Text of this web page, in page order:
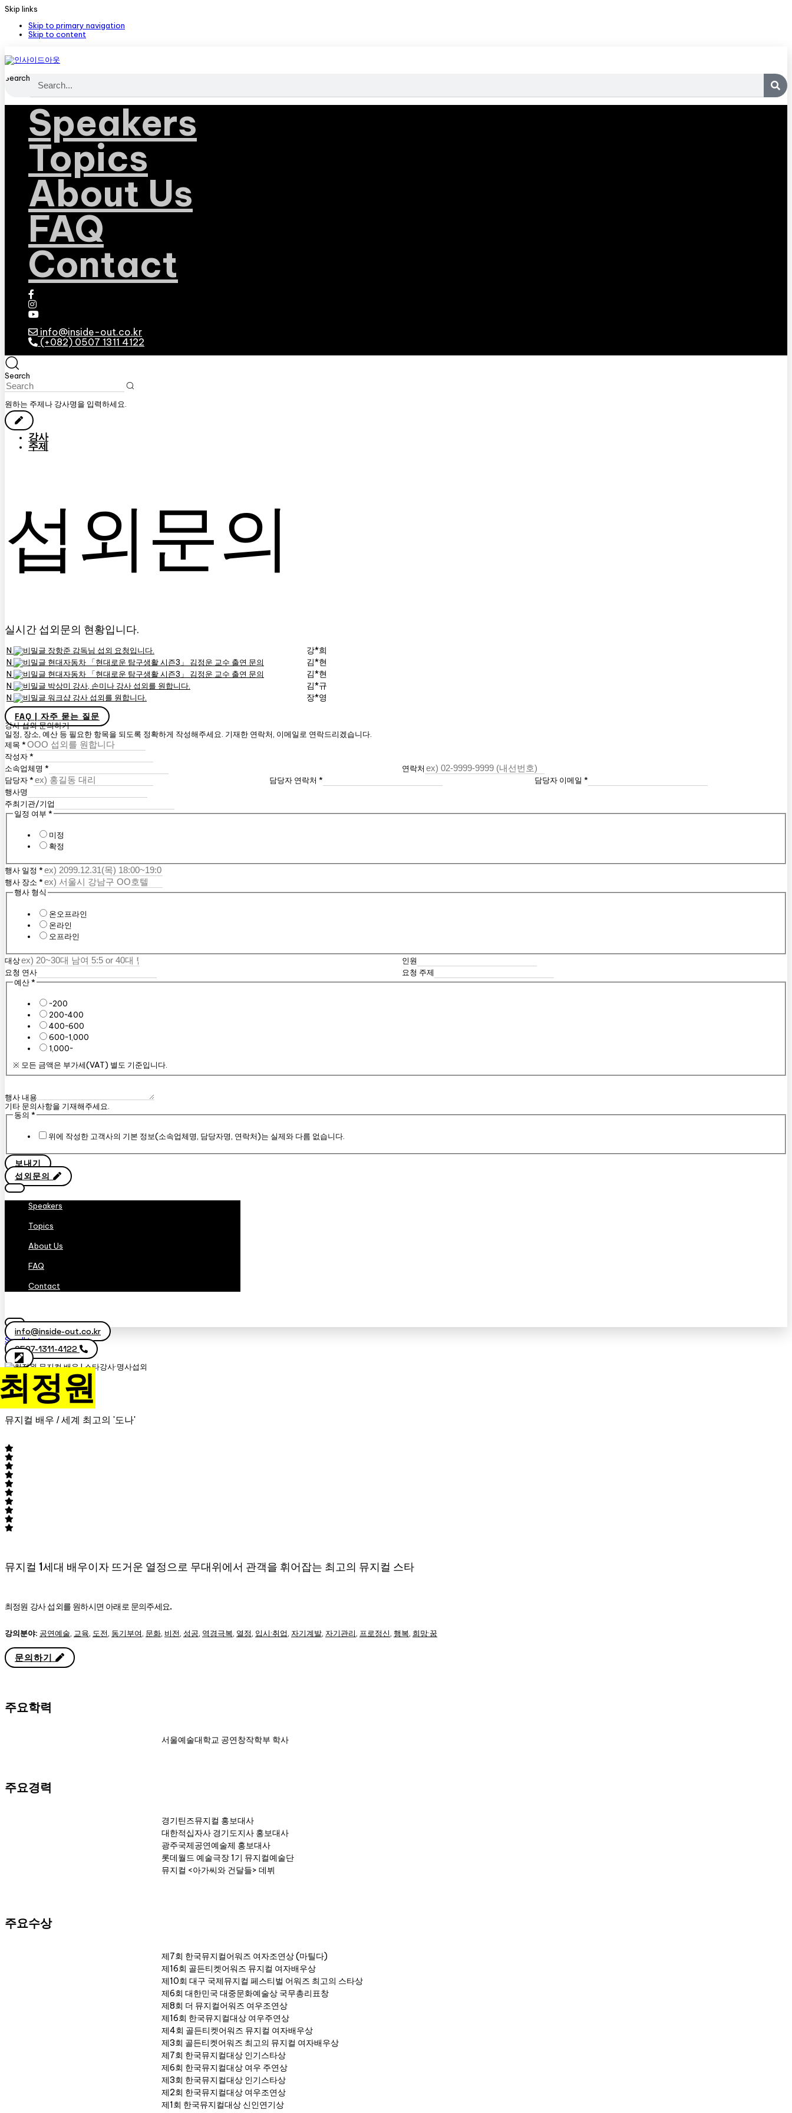
Skip links
Skip to primary navigation
Skip to content
Search
Speakers
Topics
About Us
FAQ
Contact
info@inside-out.co.kr
(+082) 0507 1311 4122
Search
원하는 주제나 강사명을 입력하세요.
강사
주제
섭외문의
실시간 섭외문의 현황입니다.
N 장항준 감독님 섭외 요청입니다. 강*희
N 현대자동차 「현대로운 탐구생활 시즌3」 김정운 교수 출연 문의 김*현
N 현대자동차 「현대로운 탐구생활 시즌3」 김정운 교수 출연 문의 김*현
N 박상미 강사, 손미나 강사 섭외를 원합니다. 김*규
N 워크샵 강사 섭외를 원합니다.
장*영
FAQ | 자주 묻는 질문
강사 섭외 문의하기
일정, 장소, 예산 등 필요한 항목을 되도록 정확하게 작성해주세요. 기재한 연락처, 이메일로 연락드리겠습니다.
제목 *
작성자*
소속업체명 *
연락처
담당자* 담당자 연락처* 담당자 이메일 *
행사명
주최기관/기업
일정 여부 *
미정
확정
행사 일정 *
행사 장소 *
행사 형식
온오프라인
온라인
오프라인
대상
인원
요청 연사
요청 주제
예산*
~200
200~400
400~600
600~1,000
1,000~
※ 모든 금액은 부가세(VAT) 별도 기준입니다.
행사 내용
기타 문의사항을 기재해주세요.
동의 *
위에 작성한 고객사의 기본 정보(소속업체명, 담당자명, 연락처)는 실제와 다름 없습니다.
보내기
섭외문의
Speakers
Topics
About Us
FAQ
Contact
info@inside-out.co.kr
Scroll to top
0507-1311-4122
정원
뮤지컬 배우 / 세계 최고의 '도나'
뮤지컬 1세대 배우이자 뜨거운 열정으로 무대위에서 관객을 휘어잡는 최고의 뮤지컬 스타
최정원 강사 섭외를 원하시면 아래로 문의주세요.
강의분야: 공연예술 교육 도전 동기부여 문화 비전 성공 역경극복 열정 입시·취업 자기계발 자기관리 프로정신 행복 희망·꿈
문의하기
주요학력
서울예술대학교 공연창작학부 학사
주요경력
경기틴즈뮤지컬 홍보대사
대한적십자사 경기도지사 홍보대사
광주국제공연예술제 홍보대사
롯데월드 예술극장 1기 뮤지컬예술단
뮤지컬 <아가씨와 건달들> 데뷔
주요수상
제7회 한국뮤지컬어워즈 여자조연상 (마틸다)
제16회 골든티켓어워즈 뮤지컬 여자배우상
제10회 대구 국제뮤지컬 페스티벌 어워즈 최고의 스타상
제6회 대한민국 대중문화예술상 국무총리표창
제8회 더 뮤지컬어워즈 여우조연상
제16회 한국뮤지컬대상 여우주연상
제4회 골든티켓어워즈 뮤지컬 여자배우상
제3회 골든티켓어워즈 최고의 뮤지컬 여자배우상
제7회 한국뮤지컬대상 인기스타상
제6회 한국뮤지컬대상 여우 주연상
제3회 한국뮤지컬대상 인기스타상
제2회 한국뮤지컬대상 여우조연상
제1회 한국뮤지컬대상 신인연기상